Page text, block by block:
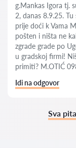
g.Mankas Igora tj.
2, danas 8.9.25.
prije doći k Vama
pošten i ništa ne
zgrade grade po
u gradskoj firmi!
primiti? M.OTIĆ
Idi na odgovor
Sva